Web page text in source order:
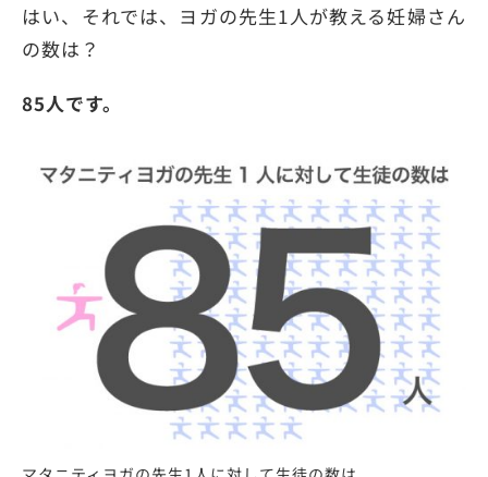
はい、それでは、ヨガの先生1人が教える妊婦さん
の数は？
85人です。